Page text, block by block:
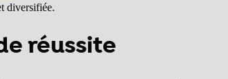
diversifiée.
réussite